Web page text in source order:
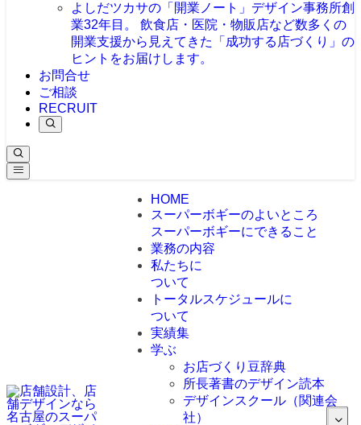
よしだツカサの「開業ノート」 デザイン事務所創
業32年目。 飲食店・医院・物販店など数多くの
開業支援から見えてきた「成功する店づくり」の
ヒントをお届けします。
お問合せ
ご相談
RECRUIT
HOME
スーパーボギーのよいところ
スーパーボギーにできること
業務の内容
私たちに
ついて
トータルスケジュールに
ついて
実績集
学ぶ
お店づくり豆辞典
所長著書のデザイン読本
デザインスクール（関連会
社）